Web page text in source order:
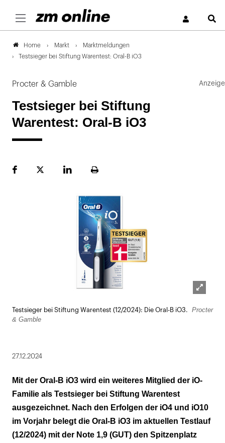
Home Markt
Marktmeldungen
Testsieger bei Stiftung Warentest: Oral-B iO3
Procter & Gamble
Testsieger bei Stiftung
Warentest: Oral-B iO3
FacebookPlattformLinekdInSeite
öffnen
Testsieger bei Stiftung Warentest (12/2024): Die Oral-B iO3.
Procter
& Gamble
27.12.2024
Mit der Oral-B iO3 wird ein weiteres Mitglied der iO-
Familie als Testsieger bei Stiftung Warentest
ausgezeichnet. Nach den Erfolgen der iO4 und iO10
im Vorjahr belegt die Oral-B iO3 im aktuellen Testlauf
(12/2024) mit der Note 1,9 (GUT) den Spitzenplatz